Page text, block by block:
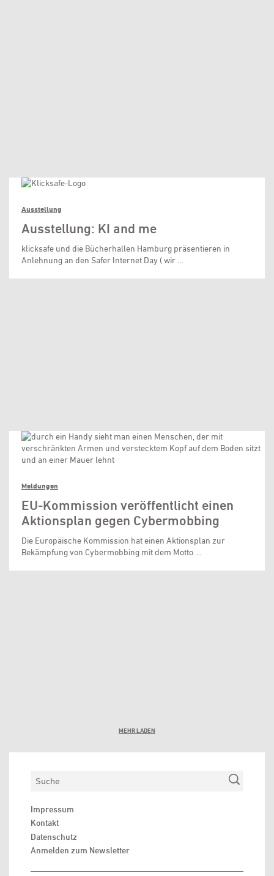
Ausstellung
Ausstellung: KI and me
klicksafe und die Bücherhallen Hamburg präsentieren in
Anlehnung an den Safer Internet Day ( wir …
Meldungen
EU-Kommission veröffentlicht einen
Aktionsplan gegen Cybermobbing
Die Europäische Kommission hat einen Aktionsplan zur
Bekämpfung von Cybermobbing mit dem Motto …
MEHR LADEN
Suchen
Impressum
Kontakt
Datenschutz
Anmelden zum Newsletter